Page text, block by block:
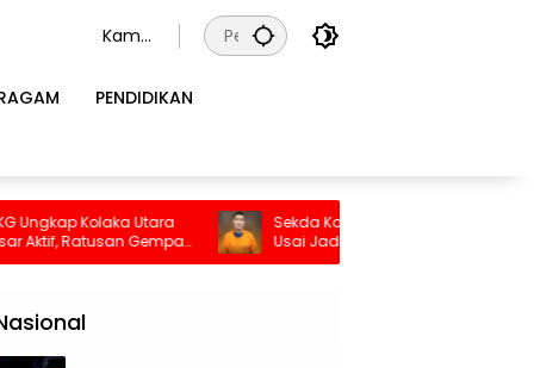
Kamis
us
PENDIDIKAN
Sekda Konawe Selatan Dinonaktifkan
Usai Jadi Tersangka